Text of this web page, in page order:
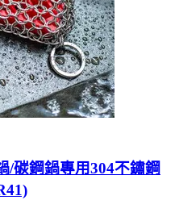
/碳鋼鍋專用304不鏽鋼